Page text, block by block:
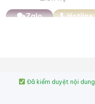
Zalo Hotline
Đã kiểm duyệt nội dung